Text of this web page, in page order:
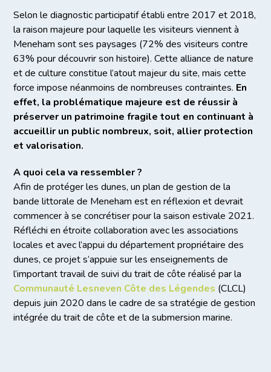
Selon le diagnostic participatif établi entre 2017 et 2018,
la raison majeure pour laquelle les visiteurs viennent à
Meneham sont ses paysages (72% des visiteurs contre
63% pour découvrir son histoire). Cette alliance de nature
et de culture constitue l’atout majeur du site, mais cette
force impose néanmoins de nombreuses contraintes. En
effet, la problématique majeure est de réussir à
préserver un patrimoine fragile tout en continuant à
accueillir un public nombreux, soit, allier protection
et valorisation.
A quoi cela va ressembler ?
Afin de protéger les dunes, un plan de gestion de la
bande littorale de Meneham est en réflexion et devrait
commencer à se concrétiser pour la saison estivale 2021.
Réfléchi en étroite collaboration avec les associations
locales et avec l’appui du département propriétaire des
dunes, ce projet s’appuie sur les enseignements de
l’important travail de suivi du trait de côte réalisé par la
Communauté Lesneven Côte des Légendes (CLCL)
depuis juin 2020 dans le cadre de sa stratégie de gestion
intégrée du trait de côte et de la submersion marine.